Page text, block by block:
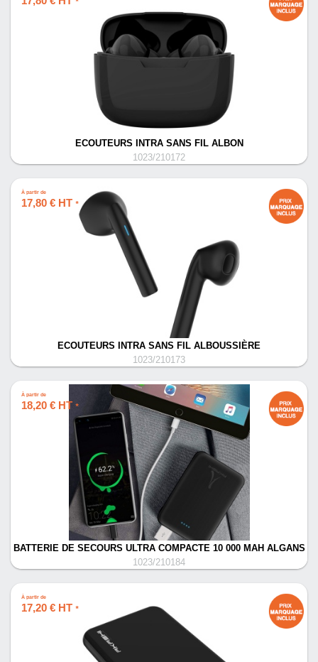
ECOUTEURS INTRA SANS FIL ALBON
1023/210172
À partir de
17,80 € HT *
ECOUTEURS INTRA SANS FIL ALBOUSSIÈRE
1023/210173
À partir de
18,20 € HT *
BATTERIE DE SECOURS ULTRA COMPACTE 10 000 MAH ALGANS
1023/210184
À partir de
17,20 € HT *